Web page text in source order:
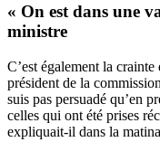
« On est dans une
ministre
C’est également la
président de la
suis pas persuadé qu’en
celles qui ont été prises
expliquait-il dans la